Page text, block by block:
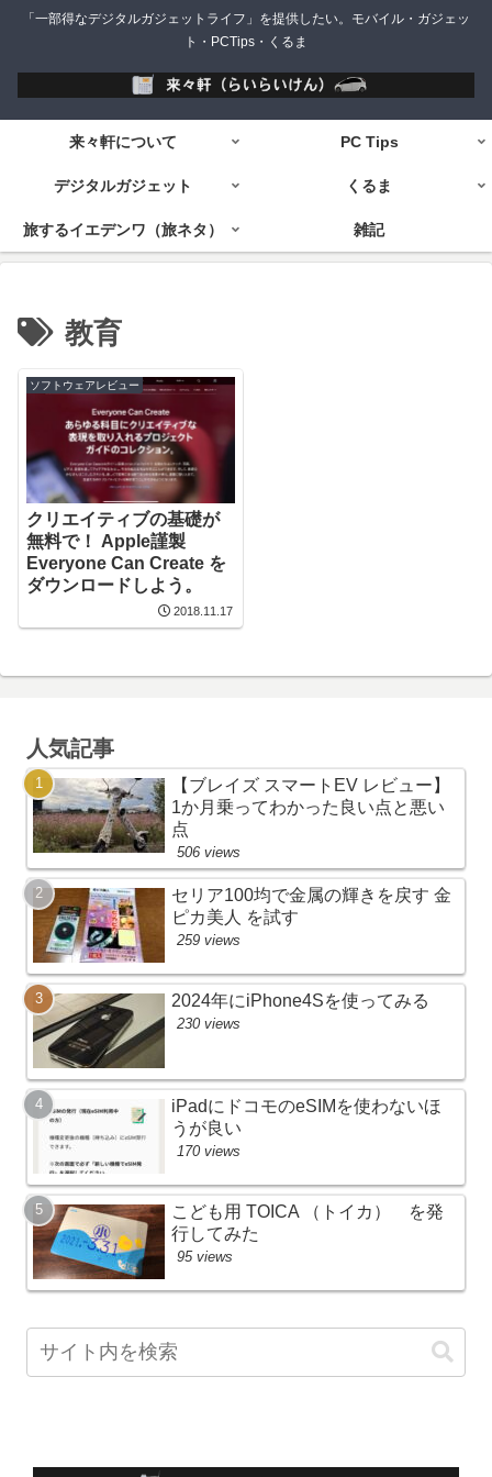
「一部得なデジタルガジェットライフ」を提供したい。モバイル・ガジェッ
ト・PCTips・くるま
来々軒について PC Tips
デジタルガジェット くるま
旅するイエデンワ（旅ネタ） 雑記
教育
ソフトウェアレビュー
クリエイティブの基礎が
無料で！ Apple謹製
Everyone Can Create を
ダウンロードしよう。
2018.11.17
人気記事
【ブレイズ スマートEV レビュー】
1か月乗ってわかった良い点と悪い
点
506 views
セリア100均で金属の輝きを戻す 金
ピカ美人 を試す
259 views
2024年にiPhone4Sを使ってみる
230 views
iPadにドコモのeSIMを使わないほ
うが良い
170 views
こども用 TOICA （トイカ） を発
行してみた
95 views